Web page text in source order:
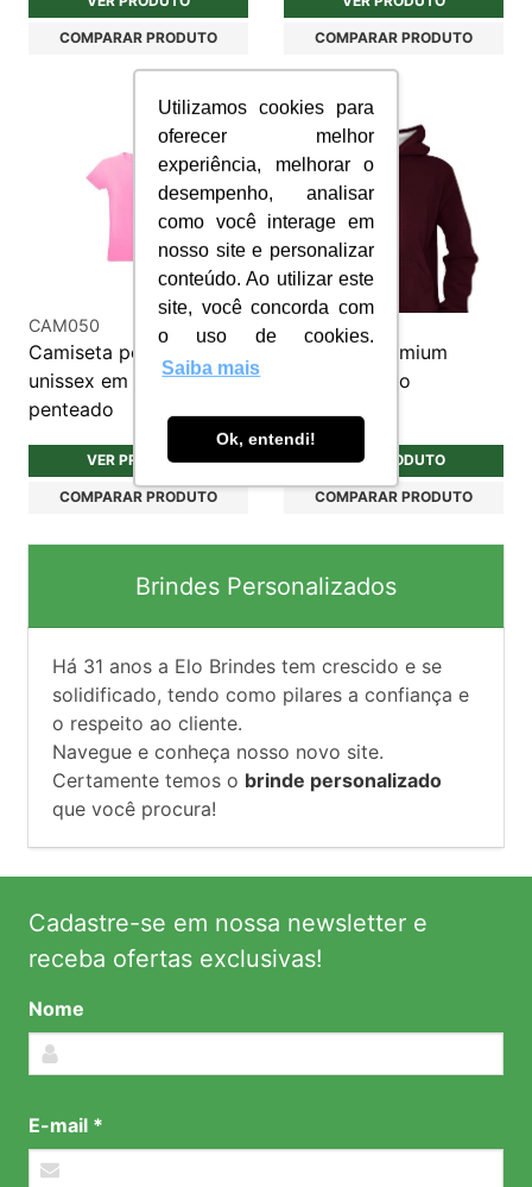
Utilizamos cookies para
oferecer melhor
experiência, melhorar o
desempenho, analisar
como você interage em
nosso site e personalizar
conteúdo. Ao utilizar este
site, você concorda com
o uso de cookies.
Saiba mais
Ok, entendi!
COMPARAR PRODUTO COMPARAR PRODUTO
CAM050
Camiseta personalizada
unissex em algodão fio
penteado
VER PRODUTO
COMPARAR PRODUTO
MOL002
Moletom Premium
Personalizado
VER PRODUTO
COMPARAR PRODUTO
Brindes Personalizados
Há 31 anos a Elo Brindes tem crescido e se
solidificado, tendo como pilares a confiança e
o respeito ao cliente.
Navegue e conheça nosso novo site.
Certamente temos o brinde personalizado
que você procura!
Cadastre-se em nossa newsletter e
receba ofertas exclusivas!
Nome
E-mail *